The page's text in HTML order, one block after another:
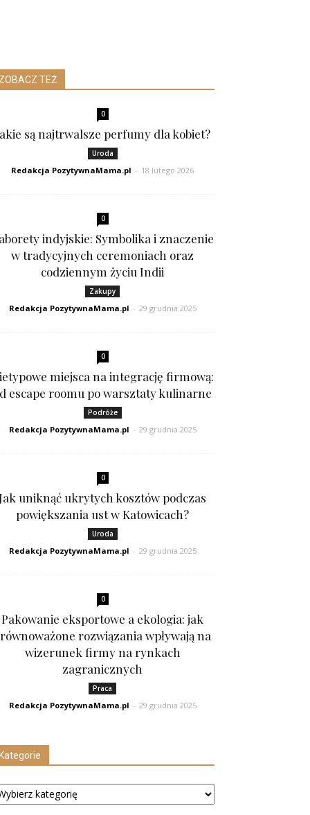
TEŻ
0
są najtrwalsze perfumy dla kobiet?
Uroda
Redakcja PozytywnaMama.pl - 18 lutego 2026
0
indyjskie: Symbolika i znaczenie
w tradycyjnych ceremoniach oraz
codziennym życiu Indii
Zakupy
Redakcja PozytywnaMama.pl - 29 grudnia 2025
0
miejsca na integrację firmową:
escape roomu po warsztaty kulinarne
Podróże
Redakcja PozytywnaMama.pl - 29 grudnia 2025
0
uniknąć ukrytych kosztów podczas
powiększania ust w Katowicach?
Uroda
Redakcja PozytywnaMama.pl - 29 grudnia 2025
0
Pakowanie eksportowe a ekologia: jak
rozwiązania wpływają na
wizerunek firmy na rynkach
zagranicznych
Praca
Redakcja PozytywnaMama.pl - 29 grudnia 2025